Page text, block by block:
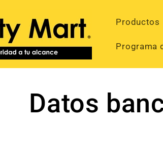
Productos
Programa
Datos